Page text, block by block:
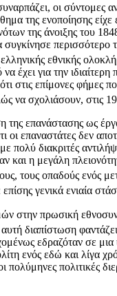
οι σύντομες
της ενοποίησης είχε
της άνοιξης
εθνικής
για την
στις επίμονες
σχολιάσουν, στις 19
επανάστασης ως
επαναστάτες δεν
πολύ διακριτές
και η μεγάλη
τους οπαδούς ενός
γενικά ενιαία
στην πρωσική
διαπίστωση φαντάζει
εδραζόταν σε
ενός εδώ και λίγα
πολιτικές